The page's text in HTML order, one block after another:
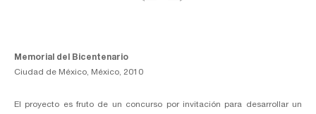
Memorial del Bicentenario
Ciudad de México, México, 2010
El proyecto es fruto de un concurso por invitación para desarrollar un